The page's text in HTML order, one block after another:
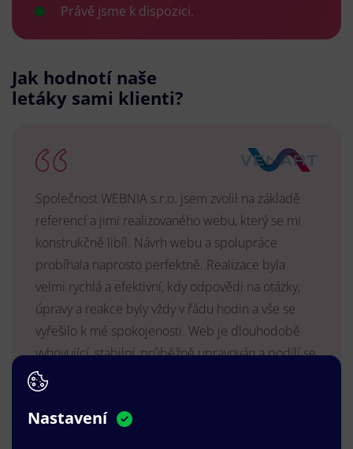
Právě jsme k dispozici.
Jak hodnotí naše
letáky sami klienti?
Společnost WEBNIA s.r.o. jsem zvolil na základě
referencí a jimi realizovaného webu, který se mi
konstrukčně libíl. Návrh webu a spolupráce
probíhala naprosto perfektně. Realizace byla
velmi rychlá a efektivní, kdy odpovědi na otázky,
úpravy a reakce byly vždy v řádu hodin a vše se
vyřešilo k mé spokojenosti. Web je dlouhodobě
vyhovující, stabilní, průběžně upravován a podílí se
na pozitivním vnímání naší značky.
MUDr. Radek Vyšohlíd
VENART s.r.o.
Nastavení